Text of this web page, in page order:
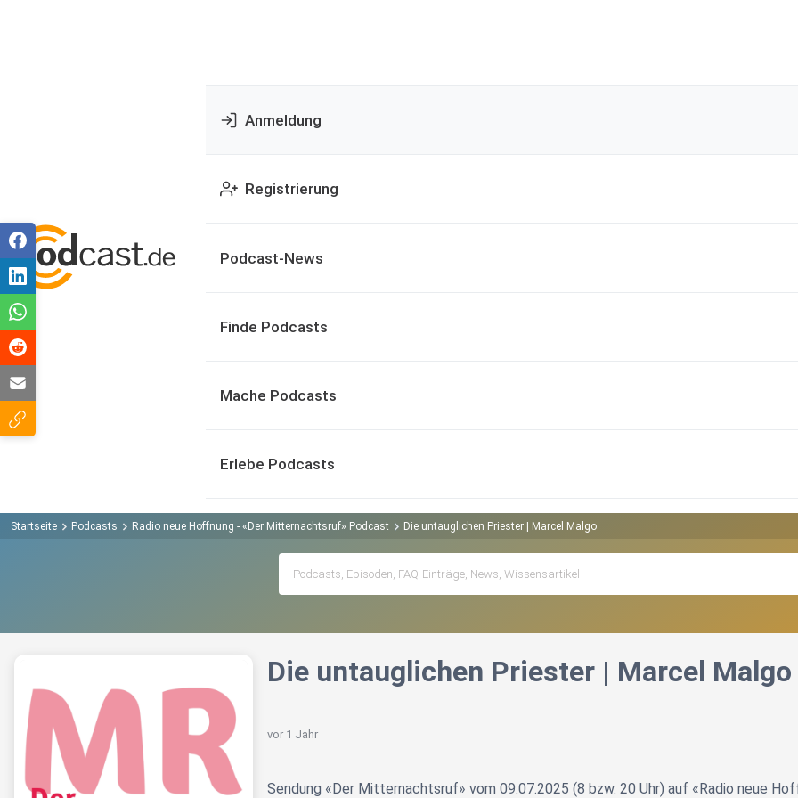
Anmeldung
Registrierung
Podcast-News
Finde Podcasts
Mache Podcasts
Erlebe Podcasts
Startseite Podcasts Radio neue Hoffnung - «Der Mitternachtsruf» Podcast Die untauglichen Priester | Marcel Malgo
Die untauglichen Priester | Marcel Malgo
vor 1 Jahr
Sendung «Der Mitternachtsruf» vom 09.07.2025 (8 bzw. 20 Uhr) auf «Radio neue